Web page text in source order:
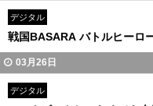
デジタル
戦国BASARA バトルヒーロ
03月26日
デジタル